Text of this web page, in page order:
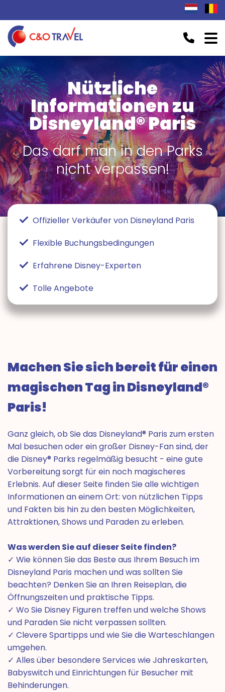
Nützliche
Informationen zu
Disneyland® Paris
Das darf man in den Parks
nicht verpassen!
Offizieller Verkäufer von Disneyland Paris
Flexible Buchungsbedingungen
Erfahrene Disney-Experten
Tolle Angebote
Machen Sie sich bereit für einen
magischen Tag in Disneyland®
Paris!
Ganz gleich, ob Sie das Disneyland® Paris zum ersten
Mal besuchen oder ein großer Disney-Fan sind, der
die Disney® Parks regelmäßig besucht - eine gute
Vorbereitung sorgt für ein noch magischeres
Erlebnis. Auf dieser Seite finden Sie alle wichtigen
Informationen an einem Ort: von nützlichen Tipps
und Fakten bis hin zu den besten Möglichkeiten,
Attraktionen, Shows und Paraden zu erleben.
Was werden Sie auf dieser Seite finden?
✓ Wie können Sie das Beste aus Ihrem Besuch im
Disneyland Paris machen und was sollten Sie
beachten? Denken Sie an Ihren Reiseplan, die
Öffnungszeiten und praktische Tipps.
✓ Wo Sie Disney Figuren treffen und welche Shows
und Paraden Sie nicht verpassen sollten.
✓ Clevere Spartipps und wie Sie die Warteschlangen
umgehen.
✓ Alles über besondere Services wie Jahreskarten,
Babyswitch und Einrichtungen für Besucher mit
Behinderungen.